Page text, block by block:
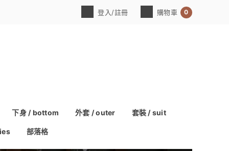
登入/註冊 購物車 0
下身 / bottom 外套 / outer 套裝 / suit
部落格